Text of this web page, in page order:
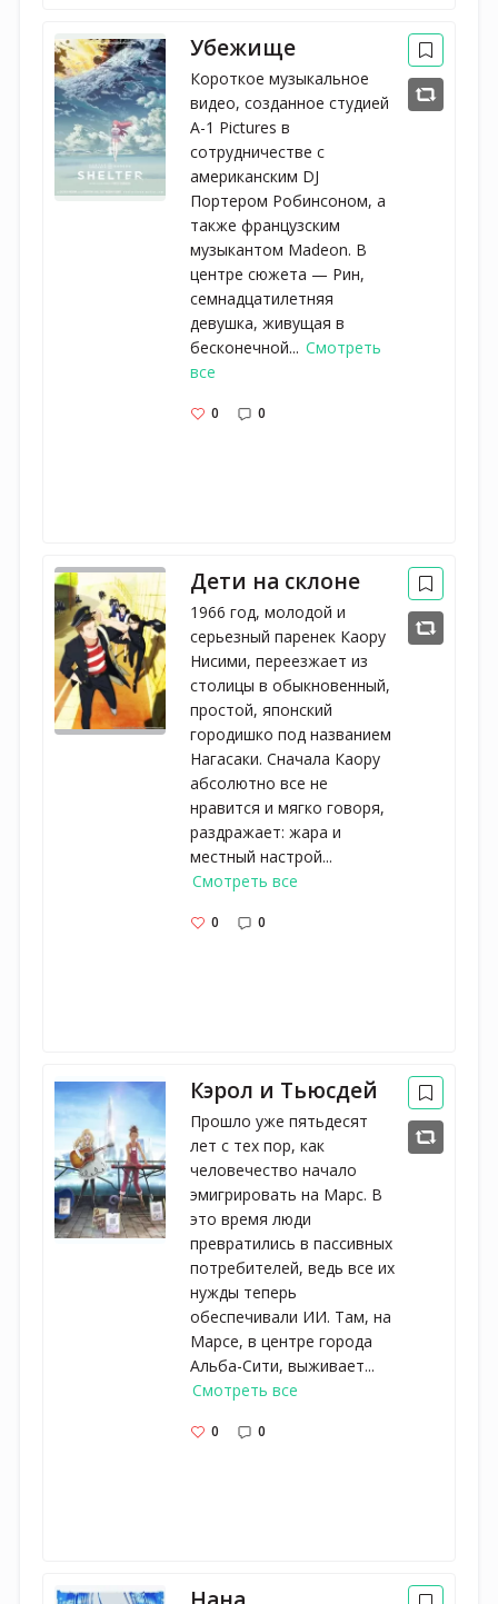
Убежище
Короткое музыкальное
видео, созданное студией
A-1 Pictures в
сотрудничестве с
американским DJ
Портером Робинсоном, а
также французским
музыкантом Madeon. В
центре сюжета — Рин,
семнадцатилетняя
девушка, живущая в
бесконечной... Смотреть
все
0 0
Дети на склоне
1966 год, молодой и
серьезный паренек Каору
Нисими, переезжает из
столицы в обыкновенный,
простой, японский
городишко под названием
Нагасаки. Сначала Каору
абсолютно все не
нравится и мягко говоря,
раздражает: жара и
местный настрой...
Смотреть все
0 0
Кэрол и Тьюсдей
Прошло уже пятьдесят
лет с тех пор, как
человечество начало
эмигрировать на Марс. В
это время люди
превратились в пассивных
потребителей, ведь все их
нужды теперь
обеспечивали ИИ. Там, на
Марсе, в центре города
Альба-Сити, выживает...
Смотреть все
0 0